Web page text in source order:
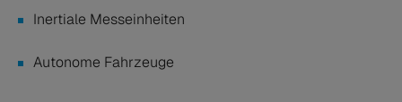
Inertiale Messeinheiten
Autonome Fahrzeuge